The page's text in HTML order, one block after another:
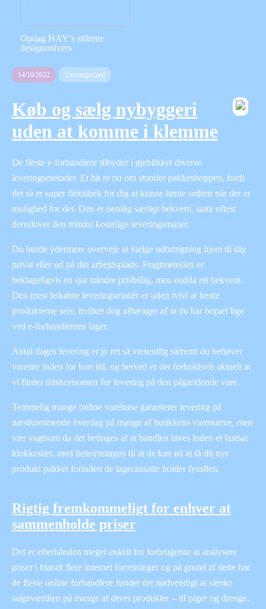
Opdag HAY’s stilrene
designunivers
14/10/2022 Uncategorized
Køb og sælg nybyggeri
uden at komme i klemme
De fleste e-forhandlere tilbyder i øjeblikket diverse
leveringsmetoder. Et hit er nu om stunder pakkeshoppen, fordi
det så er super fleksibelt for dig at kunne hente ordren når der er
mulighed for det. Den er nemlig særligt bekvem, samt oftest
derudover den mindst kostelige leveringsmanér.
Du burde ydermere overveje at vælge udbringning hjem til dig
privat eller ud på din arbejdsplads. Fragtmetoden er
beklageligvis en sjat mindre prisbillig, men endda ret bekvem.
Den mest letkøbte leveringsmanér er uden tvivl at hente
produkterne selv, hvilket dog afhænger af at du har bopæl lige
ved e-forhandlerens lager.
Antal dages levering er jo ret så væsentlig såfremt du behøver
varerne inden for kort tid, og herved er det forholdsvis aktuelt at
vi finder tidshorisonten for levering på den pågældende vare.
Temmelig mange online varehuse garanterer levering på
næstkommende hverdag på mange af butikkens varenumre, men
vær vagtsom da det betinges af at handlen laves inden et fastsat
klokkeslæt, med hensynstagen til at de kan nå at få dit nye
produkt pakket forinden de lageransatte holder fyraften.
Rigtig fremkommeligt for enhver at
sammenholde priser
Det er efterhånden meget enkelt for forbrugerne at analysere
priser i blandt flere internet forretninger og på grund af dette har
de fleste online forhandlere fundet det nødvendigt at sænke
salgsværdien på mange af deres produkter – til piger og drenge,